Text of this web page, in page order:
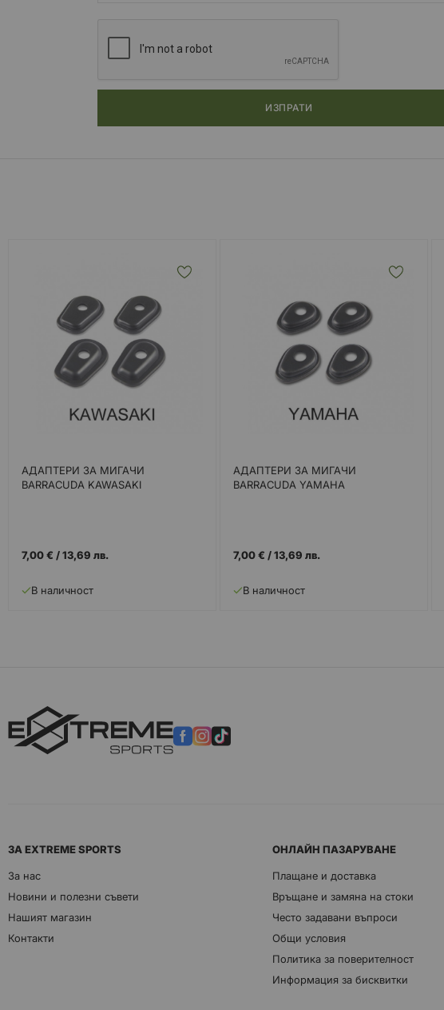
ИЗПРАТИ
АДАПТЕРИ ЗА МИГАЧИ
BARRACUDA KAWASAKI
7,00 € /13,69 лв.
В наличност
АДАПТЕРИ ЗА МИГАЧИ
BARRACUDA YAMAHA
7,00 € /13,69 лв.
В наличност
ЗА EXTREME SPORTS
За нас
Новини и полезни съвети
Нашият магазин
Контакти
ОНЛАЙН ПАЗАРУВАНЕ
Плащане и доставка
Връщане и замяна на стоки
Често задавани въпроси
Общи условия
Политика за поверителност
Информация за бисквитки